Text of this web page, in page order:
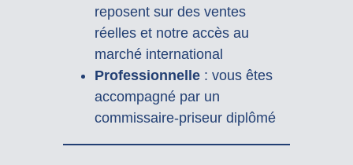
reposent sur des ventes
réelles et notre accès au
marché international
Professionnelle: vous êtes
accompagné par un
commissaire-priseur diplômé